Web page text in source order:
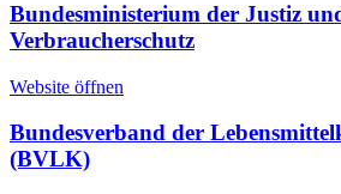
Bundesministerium der Justiz
Verbraucherschutz
Website öffnen
Bundesverband der
(BVLK)